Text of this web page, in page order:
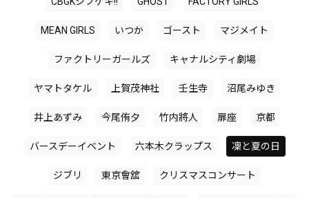
MEAN GIRLS いつか ゴースト マジメイト
ファクトリーガールズ キャナルシティ劇場
ヤマトタケル 上賀茂神社 壬生寺 沼尾みゆき
井上あずみ 今尾侑夕 竹内將人 扉座 京都
バースデーイベント 六本木クラップス 凜と夏の日
ジブリ 東京會舘 クリスマスコンサート